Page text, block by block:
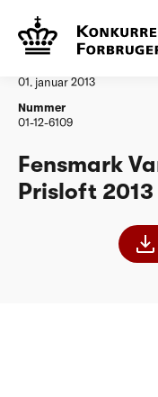
Vandtilsyn
01. januar 2013
Nummer
01-12-6109
Fensmark
Prisloft 2013